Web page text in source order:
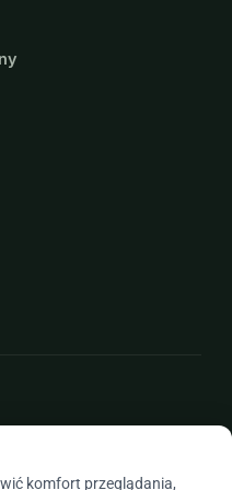
komfort przeglądania,